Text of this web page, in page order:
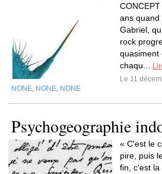
ans quand
Gabriel,
rock
quasiment
chaqu...
Le 11
NONE NONE NONE
Psychogeographie
« C'est le
pire, puis
fin, c'est la